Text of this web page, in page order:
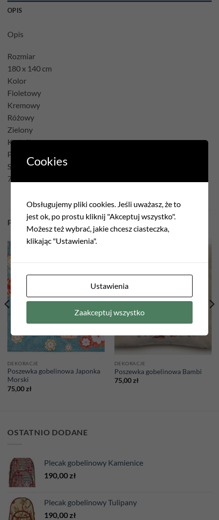
OPIS
Opis
Rozmiar
180 x 140 cm
Kolor
Fioletowy
Kremowy
Różowy
Zielony
Kształt
Prostokąt
Skład
75% Poliester 22% Bawełna 3% Akryl
PODOBNE PRODUKTY
Add to
DEKORACJE
Poszewka gobelinowa Japonka
Morski
75,00zł
Add to
DEKORACJE
Poszewka gobelinowa Bambi
75,00zł
OSTATNIO DODANE
Plecak gobelinowy Kamienice
190,00 zł
Plecak gobelinowy Tulipany
190,00 zł
Cookies
Obsługujemy pliki cookies. Jeśli uważasz, że to
jest ok, po prostu kliknij "Akceptuj wszystko".
Możesz też wybrać, jakie chcesz ciasteczka,
klikając "Ustawienia".
Ustawienia
Zaakceptuj wszystko